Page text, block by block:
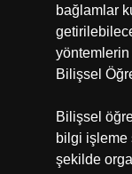
bağlamlar
yöntemlerin
Bilişsel
Bilişsel
bilgi işleme
şekilde